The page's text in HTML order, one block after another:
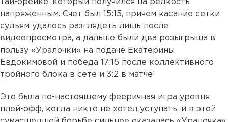
тай-брейке, который получился на редкость
напряженным. Счет был 15:15, причем касание сетки
судьям удалось разглядеть лишь после
видеопросмотра, а дальше были два розыгрыша в
пользу «Уралочки» на подаче Екатерины
Евдокимовой и победа 17:15 после коллективного
тройного блока в сете и 3:2 в матче!
Это была по-настоящему фееричная игра уровня
плей-офф, когда никто не хотел уступать, и в этой